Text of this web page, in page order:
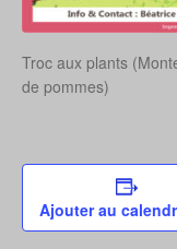
Troc aux plants
de pommes)
Ajouter au